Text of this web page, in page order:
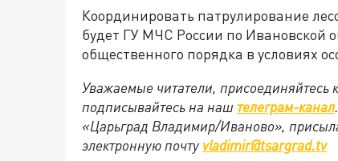
Координировать патрулирование
будет ГУ МЧС России по Ивановской
общественного порядка в условиях
Уважаемые читатели, присоединяйтесь
подписывайтесь на наш телеграм-канал
«Царьград Владимир/Иваново»,
электронную почту vladimir@tsargrad.tv